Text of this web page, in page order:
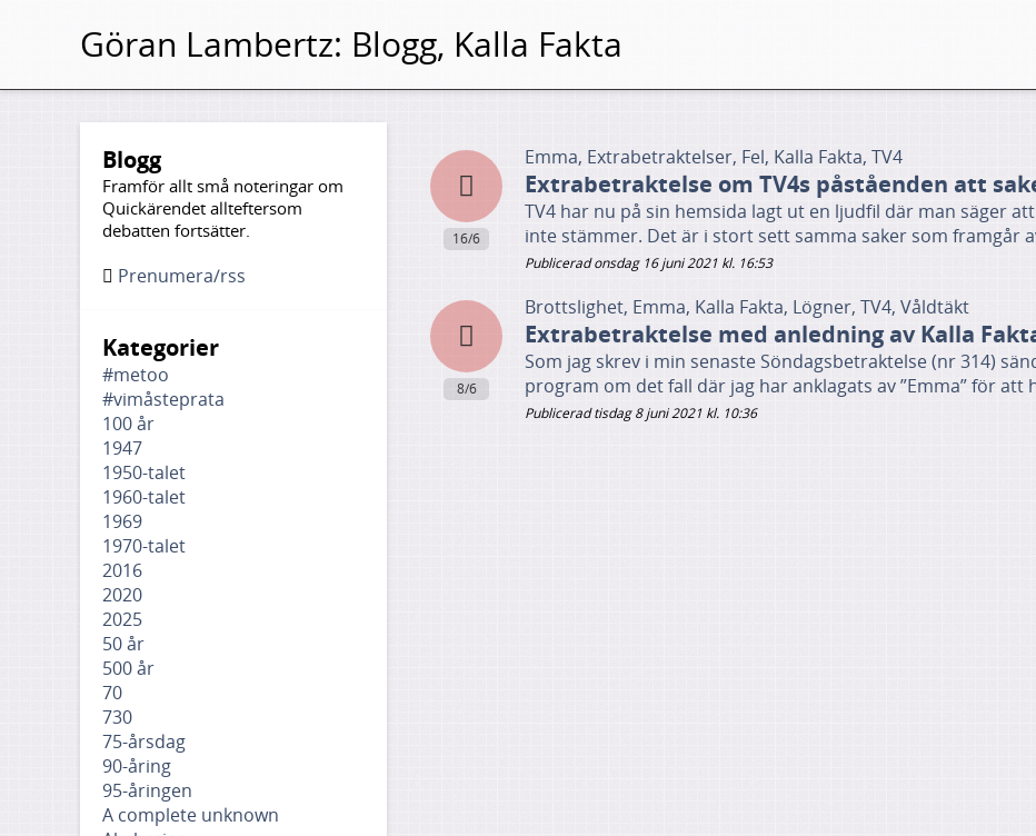
Blogg
Framför allt små noteringar om
Quickärendet allteftersom
debatten fortsätter.
Prenumera/rss
Kategorier
#metoo
#vimåsteprata
100 år
1947
1950-talet
1960-talet
1969
1970-talet
2016
2020
2025
50 år
500 år
70
730
75-årsdag
90-åring
95-åringen
A complete unknown
16/6
Emma, Extrabetraktelser, Fel, Kalla Fakta, TV4
Extrabetraktelse om TV4s påståenden att
TV4 har nu på sin hemsida lagt ut en ljudfil där man säger
inte stämmer. Det är i stort sett samma saker som framgår
Publicerad onsdag 16 juni 2021 kl. 16:53
8/6
Brottslighet, Emma, Kalla Fakta, Lögner, TV4, Våldtäkt
Extrabetraktelse med anledning av Kalla
Som jag skrev i min senaste Söndagsbetraktelse (nr 314)
program om det fall där jag har anklagats av ”Emma” för att
Publicerad tisdag 8 juni 2021 kl. 10:36
Göran Lambertz: Blogg, Kalla Fakta